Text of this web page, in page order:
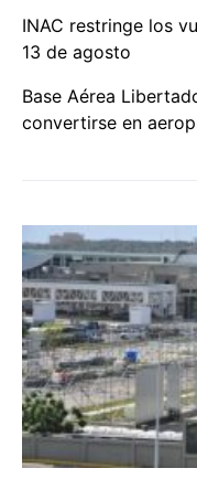
INAC restringe los
13 de agosto
Base Aérea
convertirse en